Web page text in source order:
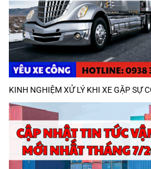
KINH NGHIỆM XỬ LÝ KHI XE GẶP SỰ